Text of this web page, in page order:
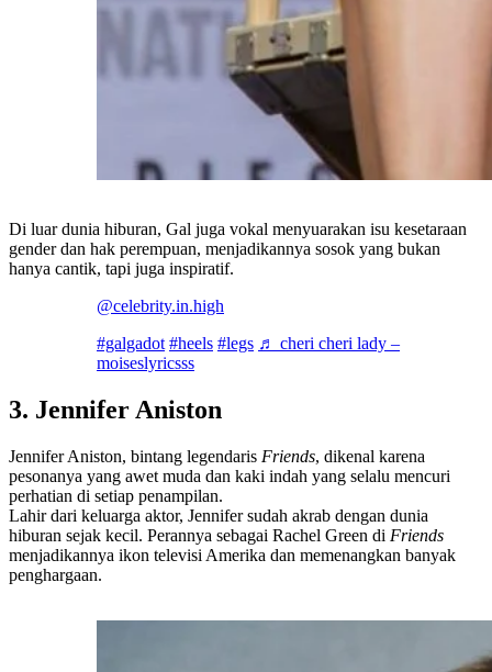
Di luar dunia hiburan, Gal juga vokal menyuarakan isu kesetaraan
gender dan hak perempuan, menjadikannya sosok yang bukan
hanya cantik, tapi juga inspiratif.
@celebrity.in.high
#galgadot #heels #legs ♬ cheri cheri lady –
moiseslyricsss
3. Jennifer Aniston
Jennifer Aniston, bintang legendaris Friends, dikenal karena
pesonanya yang awet muda dan kaki indah yang selalu mencuri
perhatian di setiap penampilan.
Lahir dari keluarga aktor, Jennifer sudah akrab dengan dunia
hiburan sejak kecil. Perannya sebagai Rachel Green di Friends
menjadikannya ikon televisi Amerika dan memenangkan banyak
penghargaan.